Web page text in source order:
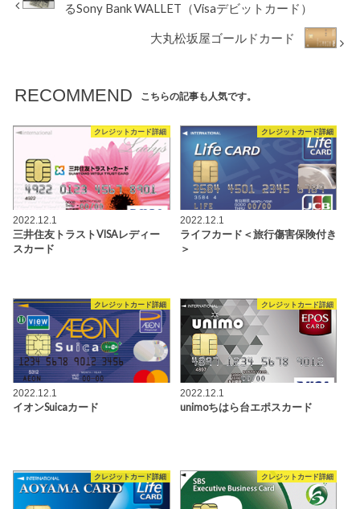
るSony Bank WALLET（Visaデビットカード）
大丸松坂屋ゴールドカード
RECOMMEND こちらの記事も人気です。
クレジットカード詳細
2022.12.1
三井住友トラストVISAレディー
スカード
クレジットカード詳細
2022.12.1
ライフカード＜旅行傷害保険付き
＞
クレジットカード詳細
2022.12.1
イオンSuicaカード
クレジットカード詳細
2022.12.1
unimoちはら台エポスカード
クレジットカード詳細 クレジットカード詳細